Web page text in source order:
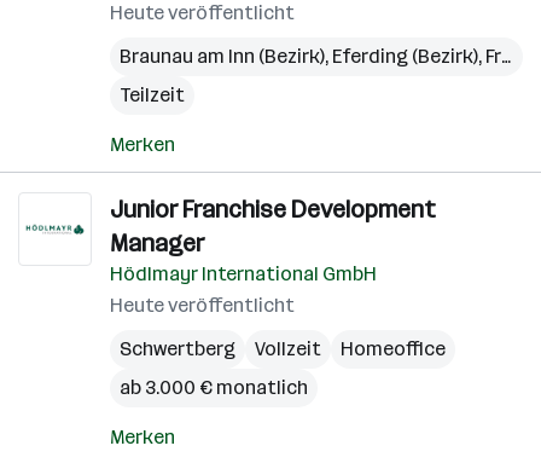
Heute veröffentlicht
Braunau am Inn (Bezirk), Eferding (Bezirk), Freistadt (Bezirk)
Teilzeit
Merken
Junior Franchise Development
Manager
Hödlmayr International GmbH
Heute veröffentlicht
Schwertberg
Vollzeit
Homeoffice
ab 3.000 € monatlich
Merken